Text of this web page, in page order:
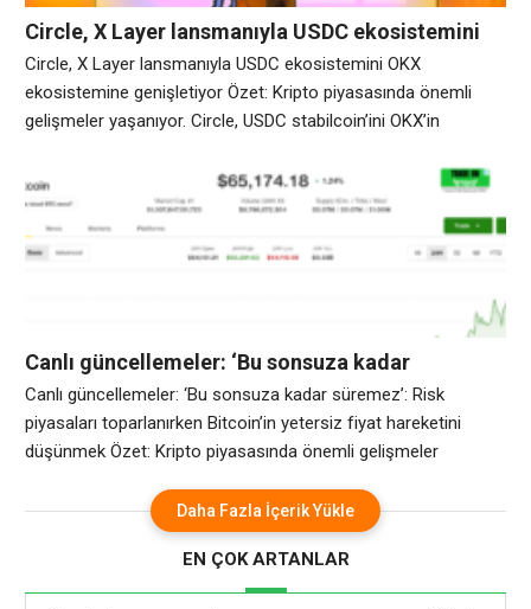
Circle, X Layer lansmanıyla USDC ekosistemini
OKX ekosistemine genişletiyor
Circle, X Layer lansmanıyla USDC ekosistemini OKX
ekosistemine genişletiyor Özet: Kripto piyasasında önemli
gelişmeler yaşanıyor. Circle, USDC stabilcoin’ini OKX’in
stabilcoini işlem hacmine göre dünyanın en büyük kripto para
borsalarından birine bağlı bir ekosisteme genişletti. Circle
Cuma günü yerel USDC ve Zincirler Arası Transfer
Protokolünün (CCTP) artık
Canlı güncellemeler: ‘Bu sonsuza kadar
süremez’: Risk piyasaları toparlanırken Bitcoin’in
yetersiz fiyat hareketini düşünmek
Canlı güncellemeler: ‘Bu sonsuza kadar süremez’: Risk
piyasaları toparlanırken Bitcoin’in yetersiz fiyat hareketini
düşünmek Özet: Kripto piyasasında önemli gelişmeler
olarak istismar edilen kritik bir güvenlik açığını ortaya çıkardı.
Duyuruya göre, operatörlerin derhal 2.4.2 sürümüne
güncelleme yapması veya yama yapana kadar sunucularını
tamamen çevrimdışı duruma getirmesi gerekiyor. Uyarı,
Daha Fazla İçerik Yükle
EN ÇOK ARTANLAR